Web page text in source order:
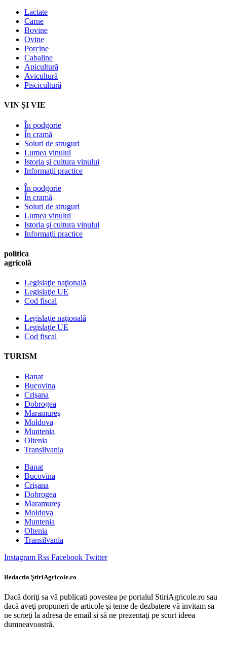
Lactate
Carne
Bovine
Ovine
Porcine
Cabaline
Apicultură
Avicultură
Piscicultură
VIN ȘI VIE
În podgorie
În cramă
Soiuri de struguri
Lumea vinului
Istoria şi cultura vinului
Informaţii practice
În podgorie
În cramă
Soiuri de struguri
Lumea vinului
Istoria şi cultura vinului
Informaţii practice
politica
agricolă
Legislaţie naţională
Legislaţie UE
Cod fiscal
Legislaţie naţională
Legislaţie UE
Cod fiscal
TURISM
Banat
Bucovina
Crişana
Dobrogea
Maramureş
Moldova
Muntenia
Oltenia
Transilvania
Banat
Bucovina
Crişana
Dobrogea
Maramureş
Moldova
Muntenia
Oltenia
Transilvania
Instagram Rss Facebook Twitter
Redactia ŞtiriAgricole.ro
Dacă doriţi sa vă publicati povestea pe portalul StiriAgricole.ro sau
dacă aveţi propuneri de articole şi teme de dezbatere vă invitam sa
ne scrieţi la adresa de email si să ne prezentaţi pe scurt ideea
dumneavoastră.